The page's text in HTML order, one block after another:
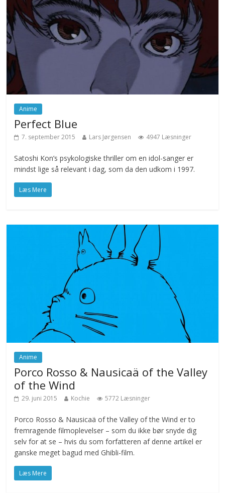
Anime
Perfect Blue
7. september 2015 Lars Jørgensen 4947 Læsninger
Satoshi Kon’s psykologiske thriller om en idol-sanger er
mindst lige så relevant i dag, som da den udkom i 1997.
Læs Mere
Anime
Porco Rosso & Nausicaä of the Valley
of the Wind
29. juni 2015 Kochie 5772 Læsninger
Porco Rosso & Nausicaä of the Valley of the Wind er to
fremragende filmoplevelser – som du ikke bør snyde dig
selv for at se – hvis du som forfatteren af denne artikel er
ganske meget bagud med Ghibli-film.
Læs Mere